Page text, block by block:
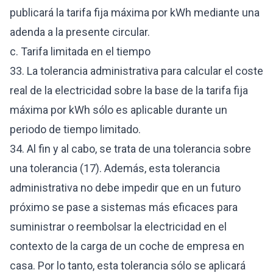
publicará la tarifa fija máxima por kWh mediante una
adenda a la presente circular.
c. Tarifa limitada en el tiempo
33. La tolerancia administrativa para calcular el coste
real de la electricidad sobre la base de la tarifa fija
máxima por kWh sólo es aplicable durante un
periodo de tiempo limitado.
34. Al fin y al cabo, se trata de una tolerancia sobre
una tolerancia (17). Además, esta tolerancia
administrativa no debe impedir que en un futuro
próximo se pase a sistemas más eficaces para
suministrar o reembolsar la electricidad en el
contexto de la carga de un coche de empresa en
casa. Por lo tanto, esta tolerancia sólo se aplicará